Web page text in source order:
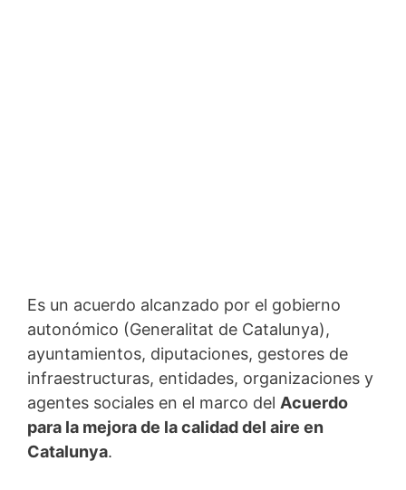
Es un acuerdo alcanzado por el gobierno
autonómico (Generalitat de Catalunya),
ayuntamientos, diputaciones, gestores de
infraestructuras, entidades, organizaciones y
agentes sociales en el marco del Acuerdo
para la mejora de la calidad del aire en
Catalunya.